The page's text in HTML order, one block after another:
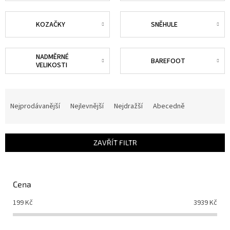
KOZAČKY SNĚHULE
NADMĚRNÉ
VELIKOSTI
BAREFOOT
í
Nejprodávanější Nejlevnější Nejdražší Abecedně
ZAVŘÍT FILTR
Cena
199Kč 3939Kč